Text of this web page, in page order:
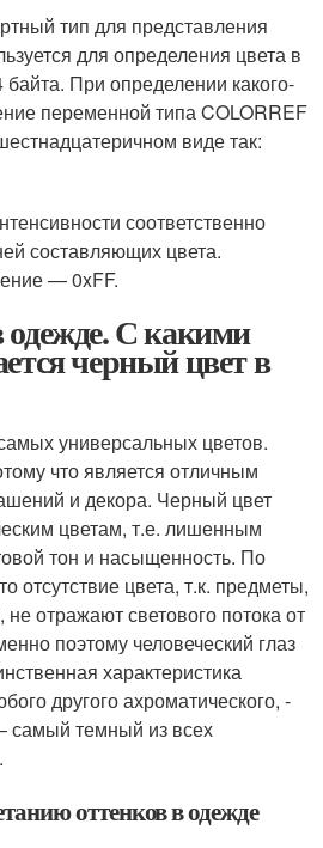
тип для представления
для определения цвета в
При определении какого-
переменной типа COLORREF
виде так:
соответственно
составляющих цвета.
— 0xFF.
С какими
черный цвет в
универсальных цветов.
что является отличным
и декора. Черный цвет
цветам, т.е. лишенным
тон и насыщенность. По
отсутствие цвета, т.к. предметы,
отражают светового потока от
поэтому человеческий глаз
характеристика
другого ахроматического, -
самый темный из всех
оттенков в одежде